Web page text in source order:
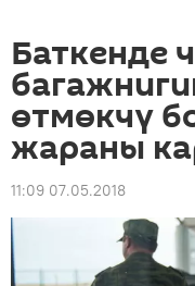
Баткенде
өтмөкчү
жараны
11:09 07.05.2018